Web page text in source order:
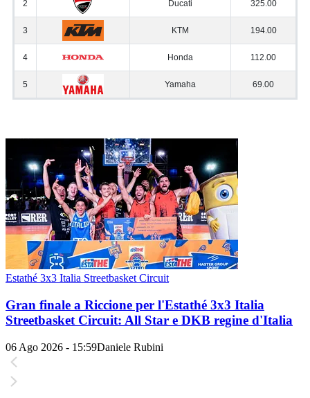
Estathé 3x3 Italia Streetbasket Circuit
Gran finale a Riccione per l'Estathé 3x3 Italia
Streetbasket Circuit: All Star e DKB regine d'Italia
06 Ago 2026 - 15:59Daniele Rubini